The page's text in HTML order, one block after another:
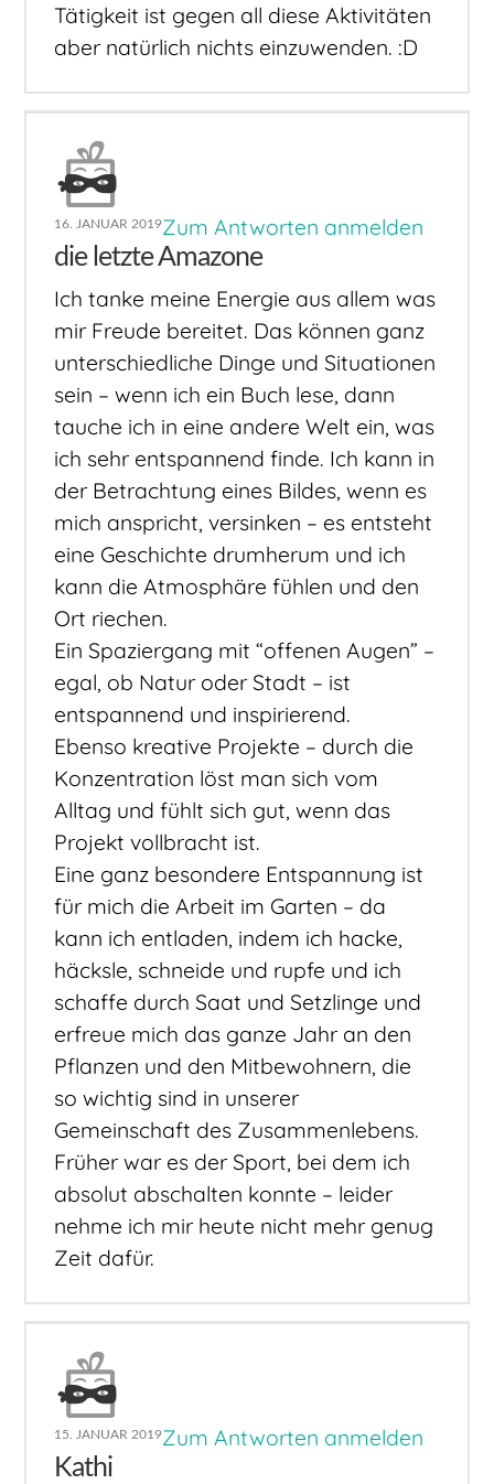
Tätigkeit ist gegen all diese Aktivitäten
aber natürlich nichts einzuwenden. :D
16. JANUAR 2019Zum Antworten anmelden
die letzte Amazone
Ich tanke meine Energie aus allem was
mir Freude bereitet. Das können ganz
unterschiedliche Dinge und Situationen
sein – wenn ich ein Buch lese, dann
tauche ich in eine andere Welt ein, was
ich sehr entspannend finde. Ich kann in
der Betrachtung eines Bildes, wenn es
mich anspricht, versinken – es entsteht
eine Geschichte drumherum und ich
kann die Atmosphäre fühlen und den
Ort riechen.
Ein Spaziergang mit “offenen Augen” –
egal, ob Natur oder Stadt – ist
entspannend und inspirierend.
Ebenso kreative Projekte – durch die
Konzentration löst man sich vom
Alltag und fühlt sich gut, wenn das
Projekt vollbracht ist.
Eine ganz besondere Entspannung ist
für mich die Arbeit im Garten – da
kann ich entladen, indem ich hacke,
häcksle, schneide und rupfe und ich
schaffe durch Saat und Setzlinge und
erfreue mich das ganze Jahr an den
Pflanzen und den Mitbewohnern, die
so wichtig sind in unserer
Gemeinschaft des Zusammenlebens.
Früher war es der Sport, bei dem ich
absolut abschalten konnte – leider
nehme ich mir heute nicht mehr genug
Zeit dafür.
15. JANUAR 2019Zum Antworten anmelden
Kathi